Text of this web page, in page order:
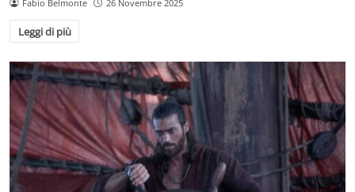
Fabio Belmonte 26 Novembre 2025
Leggi di più